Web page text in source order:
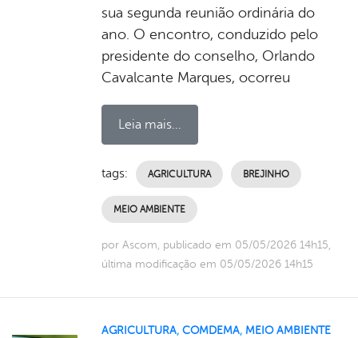
sua segunda reunião ordinária do
ano. O encontro, conduzido pelo
presidente do conselho, Orlando
Cavalcante Marques, ocorreu
Leia mais...
tags: AGRICULTURA BREJINHO
MEIO AMBIENTE
por Ascom, publicado em 05/05/2026 14h15,
última modificação em 05/05/2026 14h15
AGRICULTURA, COMDEMA, MEIO AMBIENTE